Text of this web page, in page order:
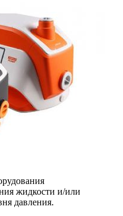
жидкости и/или
давления.